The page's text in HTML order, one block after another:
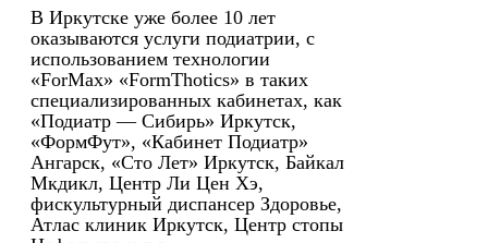
В Иркутске уже более 10 лет
оказываются услуги подиатрии, с
использованием технологии
«ForMax» «FormThotics» в таких
специализированных кабинетах, как
«Подиатр — Сибирь» Иркутск,
«ФормФут», «Кабинет Подиатр»
Ангарск, «Сто Лет» Иркутск, Байкал
Мкдикл, Центр Ли Цен Хэ,
фискультурный диспансер Здоровье,
Атлас клиник Иркутск, Центр стопы